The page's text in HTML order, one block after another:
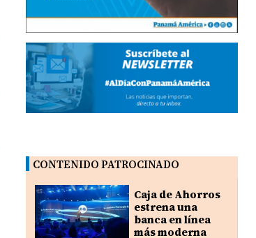
CONTENIDO PATROCINADO
Caja de Ahorros
estrena una
banca en línea
más moderna